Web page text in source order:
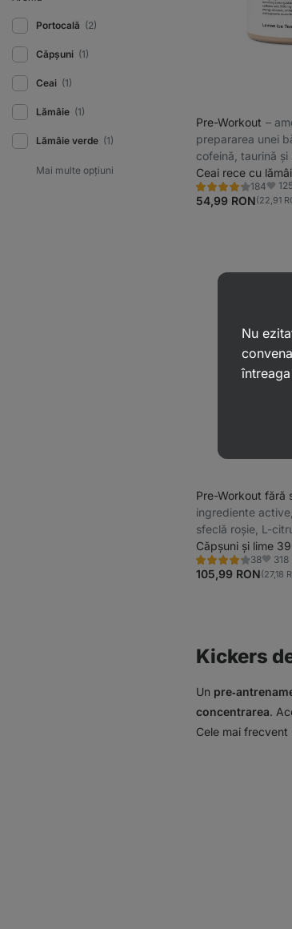
Portocală (2)
Căpșuni (1)
Ceai (1)
Lămâie (1)
Lămâie verde (1)
Pre-Workout ⁠–⁠
prepararea unei
cofeină, taurină
ajută la
concentrării,
activitatea fizică
Ceai rece cu
184
Evaluare
4.3/5,
184
54,99 RON(22,91
Pre-Workout fără
ingrediente
sfeclă roșie, L-
cafeină și beta-
Căpșuni și lime
38
Evaluare
4.2/5,
38
Favorite
318
105,99 RON(27,18
Kickers
Un
concentrarea.
Cele mai
Nu